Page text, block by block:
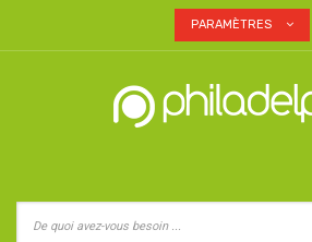
PARAMÈTRES